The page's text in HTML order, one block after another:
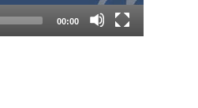
00:00